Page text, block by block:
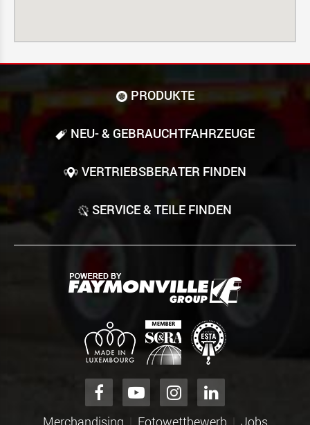
PRODUKTE
NEU- & GEBRAUCHT­FAHRZEUGE
VERTRIEBSBERATER FINDEN
SERVICE & TEILE FINDEN
Merchandising Fotowettbewerb Jobs